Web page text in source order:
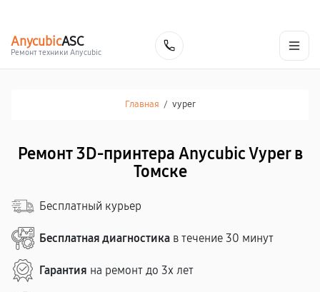
AnycubicASC
Ремонт техники Anycubic
Главная / vyper
Ремонт 3D-принтера Anycubic Vyper в
Томске
Бесплатный курьер
Бесплатная диагностика в течение 30 минут
Гарантия на ремонт до 3х лет